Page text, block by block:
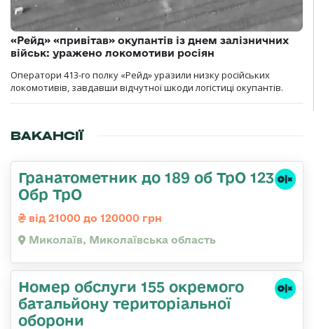
«Рейд» «привітав» окупантів із днем залізничних
військ: уражено локомотиви росіян
Оператори 413-го полку «Рейд» уразили низку російських
локомотивів, завдавши відчутної шкоди логістиці окупантів.
ВАКАНСІЇ
Гранатометник до 189 об ТрО 123
Обр ТрО
від 21000 до 120000 грн
Миколаїв, Миколаївська область
Номер обслуги 155 окремого
батальйону територіальної
оборони